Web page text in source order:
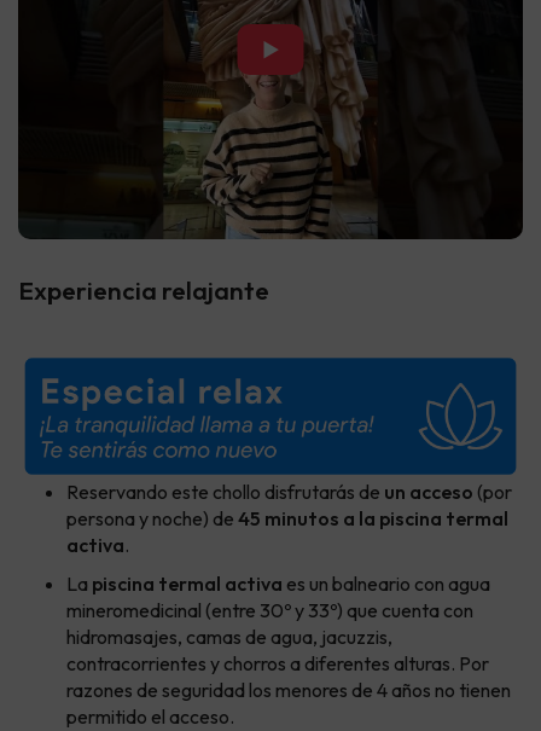
▶
Experiencia relajante
Reservando este chollo disfrutarás de un acceso (por
persona y noche) de 45 minutos a la piscina termal
activa.
La piscina termal activa es un balneario con agua
mineromedicinal (entre 30º y 33º) que cuenta con
hidromasajes, camas de agua, jacuzzis,
contracorrientes y chorros a diferentes alturas. Por
razones de seguridad los menores de 4 años no tienen
permitido el acceso.